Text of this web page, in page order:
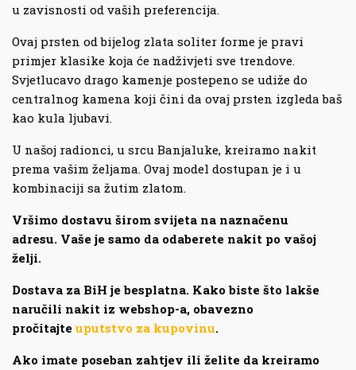
u zavisnosti od vaših preferencija.
Ovaj prsten od bijelog zlata soliter forme je pravi
primjer klasike koja će nadživjeti sve trendove.
Svjetlucavo drago kamenje postepeno se udiže do
centralnog kamena koji čini da ovaj prsten izgleda baš
kao kula ljubavi.
U našoj radionci, u srcu Banjaluke, kreiramo nakit
prema vašim željama. Ovaj model dostupan je i u
kombinaciji sa žutim zlatom.
Vršimo dostavu širom svijeta na naznačenu
adresu. Vaše je samo da odaberete nakit po vašoj
želji.
Dostava za BiH je besplatna. Kako biste što lakše
naručili nakit iz webshop-a, obavezno
pročitajte uputstvo za kupovinu.
Ako imate poseban zahtjev ili želite da kreiramo